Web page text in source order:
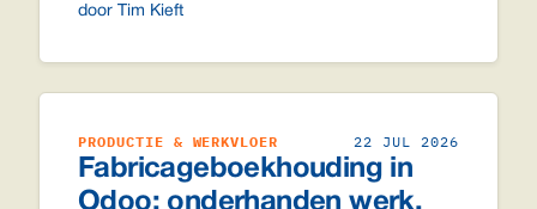
door Tim Kieft
PRODUCTIE & WERKVLOER 22 JUL 2026
Fabricageboekhouding in
Odoo: onderhanden werk,